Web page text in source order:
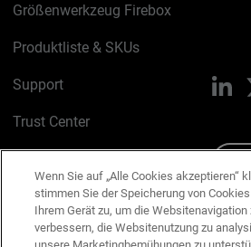
Größenwerkzeug Firebox
Produktliste & SKUs
Support
Trust Center
Cookie-Richtlinie
Datenschutzrichtlinie
Wenn Sie auf „Alle Cookies akzeptieren“
stimmen Sie der Speicherung von
Ihrem Gerät zu, um die Websitenavigation
verbessern, die Websitenutzung zu